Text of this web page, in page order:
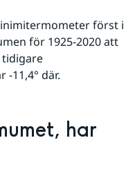
först i
för 1925-2020 att
tidigare
11,4° där.
har